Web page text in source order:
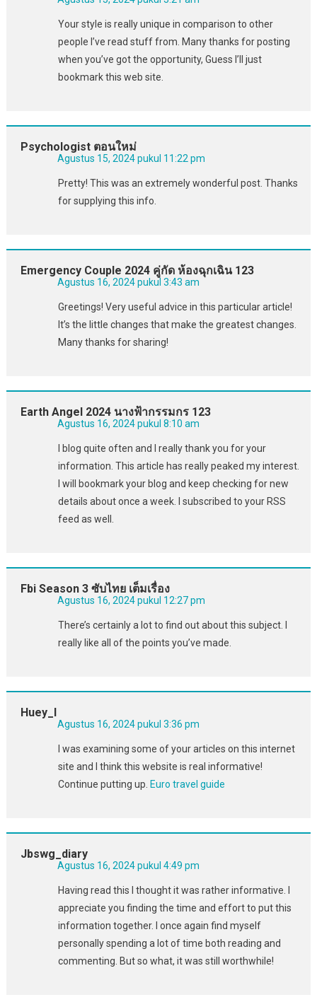
Your style is really unique in comparison to other
people I’ve read stuff from. Many thanks for posting
when you’ve got the opportunity, Guess I’ll just
bookmark this web site.
Psychologist ตอนใหม่
Agustus 15, 2024 pukul 11:22 pm
Pretty! This was an extremely wonderful post. Thanks
for supplying this info.
Emergency Couple 2024 คู่กัด ห้องฉุกเฉิน 123
Agustus 16, 2024 pukul 3:43 am
Greetings! Very useful advice in this particular article!
It’s the little changes that make the greatest changes.
Many thanks for sharing!
Earth Angel 2024 นางฟ้ากรรมกร 123
Agustus 16, 2024 pukul 8:10 am
I blog quite often and I really thank you for your
information. This article has really peaked my interest.
I will bookmark your blog and keep checking for new
details about once a week. I subscribed to your RSS
feed as well.
Fbi Season 3 ซับไทย เต็มเรื่อง
Agustus 16, 2024 pukul 12:27 pm
There’s certainly a lot to find out about this subject. I
really like all of the points you’ve made.
Huey_I
Agustus 16, 2024 pukul 3:36 pm
I was examining some of your articles on this internet
site and I think this website is real informative!
Continue putting up. Euro travel guide
Jbswg_diary
Agustus 16, 2024 pukul 4:49 pm
Having read this I thought it was rather informative. I
appreciate you finding the time and effort to put this
information together. I once again find myself
personally spending a lot of time both reading and
commenting. But so what, it was still worthwhile!